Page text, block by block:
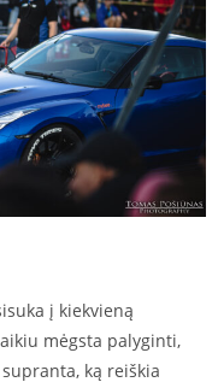
į kiekvieną
mėgsta palyginti,
ką reiškia